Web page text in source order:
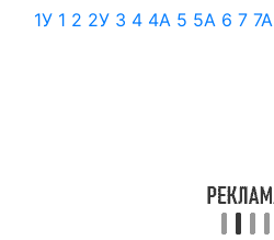
1У 1 2 2У 3 4 4А 5 5А 6 7 7А